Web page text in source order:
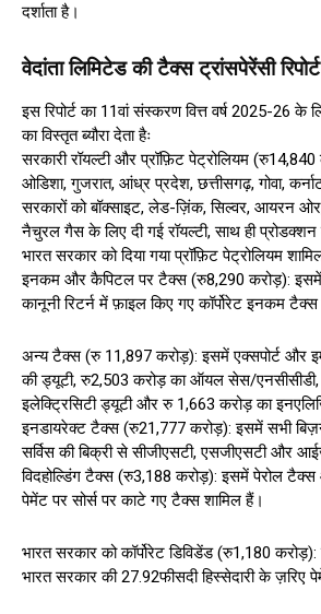
दर्शाता है।
वेदांता लिमिटेड की टैक्स ट्रांसपेरेंसी
इस रिपोर्ट का 11वां संस्करण वित्त वर्ष 2025-26 के
का विस्तृत ब्यौरा देता हैः
सरकारी रॉयल्टी और प्रॉफ़िट पेट्रोलियम
ओडिशा, गुजरात, आंध्र प्रदेश, छत्तीसगढ़, गोवा,
सरकारों को बॉक्साइट, लेड-ज़िंक, सिल्वर,
नैचुरल गैस के लिए दी गई रॉयल्टी, साथ ही
भारत सरकार को दिया गया प्रॉफ़िट पेट्रोलियम
इनकम और कैपिटल पर टैक्स (रु8,290 करोड़): इसमें
कानूनी रिटर्न में फ़ाइल किए गए कॉर्पोरेट इनकम
अन्य टैक्स (रु 11,897 करोड़): इसमें एक्सपोर्ट और
की ड्यूटी, रु2,503 करोड़ का ऑयल सेस/
इलेक्ट्रिसिटी ड्यूटी और रु 1,663 करोड़ का
इनडायरेक्ट टैक्स (रु21,777 करोड़): इसमें सभी
सर्विस की बिक्री से सीजीएसटी, एसजीएसटी और
विदहोल्डिंग टैक्स (रु3,188 करोड़): इसमें पेरोल
पेमेंट पर सोर्स पर काटे गए टैक्स शामिल हैं।
भारत सरकार को कॉर्पोरेट डिविडेंड (रु1,180
भारत सरकार की 27.92फीसदी हिस्सेदारी के ज़रिए